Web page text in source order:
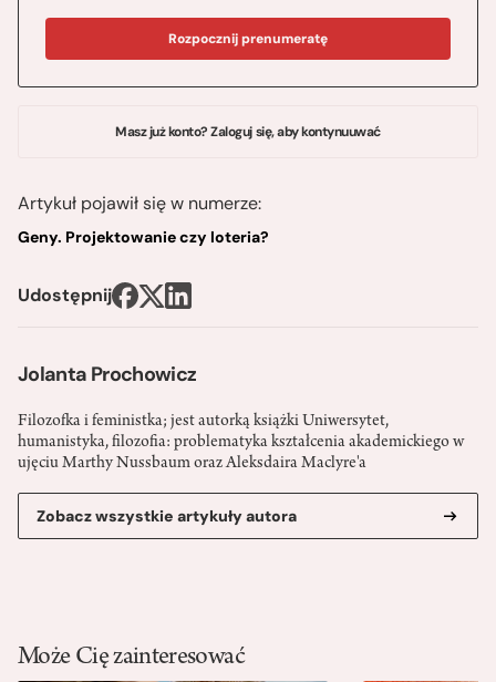
Jolanta Prochowicz
Filozofka i feministka; jest autorką książki Uniwersytet,
humanistyka, filozofia: problematyka kształcenia akademickiego w
ujęciu Marthy Nussbaum oraz Aleksdaira Maclyre'a
Zobacz wszystkie artykuły autora
Rozpocznij prenumeratę
Masz już konto? Zaloguj się, aby kontynuuwać
Artykuł pojawił się w numerze:
Geny. Projektowanie czy loteria?
Udostępnij
Może Cię zainteresować